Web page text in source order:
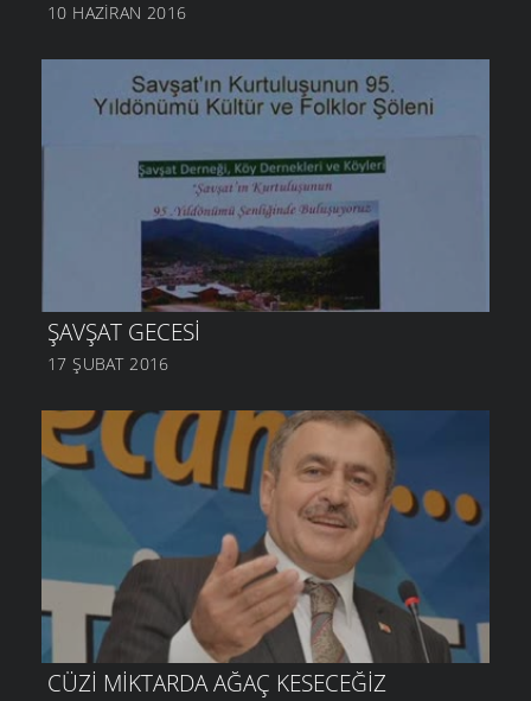
10 HAZIRAN 2016
ŞAVŞAT GECESI
17 ŞUBAT 2016
CÜZI MIKTARDA AĞAÇ KESECEĞIZ